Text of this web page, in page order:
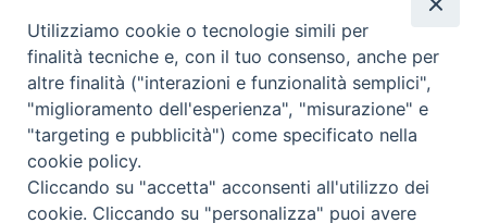
Istituto Superiore di Scienze Religiose
"Mons. Vincenzo Zoccali"
Via Pio XI, 236 - 89133 Reggio Calabria
Tel. 0965593575
Fax 0965597484
Utilizziamo cookie o tecnologie simili per
finalità tecniche e, con il tuo consenso, anche per
altre finalità ("interazioni e funzionalità semplici",
"miglioramento dell'esperienza", "misurazione" e
"targeting e pubblicità") come specificato nella
cookie policy.
Cliccando su "accetta" acconsenti all'utilizzo dei
cookie. Cliccando su "personalizza" puoi avere